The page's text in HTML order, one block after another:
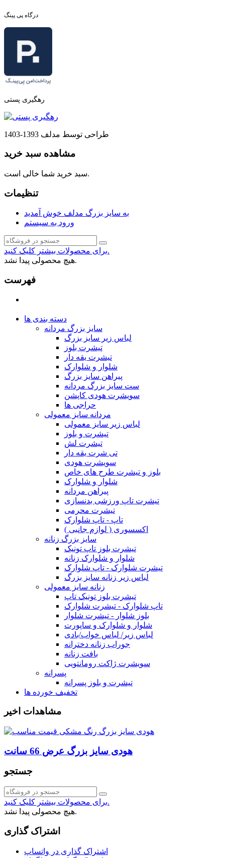
درگاه پی پینگ
رهگیری پستی
طراحی توسط مدلف 1393-1403
مشاهده سبد خرید
سبد خرید شما خالی است.
تنظیمات
به سایز بزرگ مدلف خوش آمدید
ورود به سیستم
برای محصولات بیشتر کلیک کنید.
هیچ محصولی پیدا نشد.
فهرست
دسته بندی ها
سایز بزرگ مردانه
لباس زیر سایز بزرگ
تیشرت بلوز
تیشرت یقه دار
شلوار و شلوارک
پیراهن سایز بزرگ
ست سایز بزرگ مردانه
سویشرت هودی کاپشن
حراجی ها
مردانه سایز معمولی
لباس زیر سایز معمولی
تیشرت و بلوز
تیشرت لش
تی شرت یقه دار
سویشرت هودی
بلوز و تیشرت طرح های خاص
شلوار و شلوارک
پیراهن مردانه
تیشرت تاپ ورزشی بدنسازی
تیشرت محرمی
تاپ - تاپ شلوارک
اکسسوری ( لوازم جانبی )
سایز بزرگ زنانه
تیشرت بلوز تاپ تونیک
شلوار و شلوارک زنانه
تیشرت شلوارک - تاپ شلوارک
لباس زیر زنانه سایز بزرگ
زنانه سایز معمولی
تیشرت بلوز تونیک تاپ
تاپ شلوارک - تیشرت شلوارک
بلوز شلوار - تیشرت شلوار
شلوار و شلوارک و ساپورت
لباس زیر/ لباس خواب/بادی
جوراب زنانه دخترانه
بافت زنانه
سویشرت ژاکت رومانتویی
پسرانه
تیشرت و بلوز پسرانه
تخفیف خورده ها
مشاهدات اخیر
هودی سایز بزرگ عرض 66 سانت
جستجو
برای محصولات بیشتر کلیک کنید.
هیچ محصولی پیدا نشد.
اشتراک گذاری
اشتراک گذاری در واتساپ